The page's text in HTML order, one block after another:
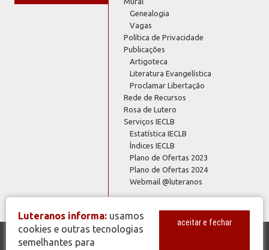
Genealogia
Vagas
Política de Privacidade
Publicações
Artigoteca
Literatura Evangelística
Proclamar Libertação
Rede de Recursos
Rosa de Lutero
Serviços IECLB
Estatística IECLB
Índices IECLB
Plano de Ofertas 2023
Plano de Ofertas 2024
Webmail @luteranos
Luteranos informa: usamos
cookies e outras tecnologias
semelhantes para
aceitar e fechar